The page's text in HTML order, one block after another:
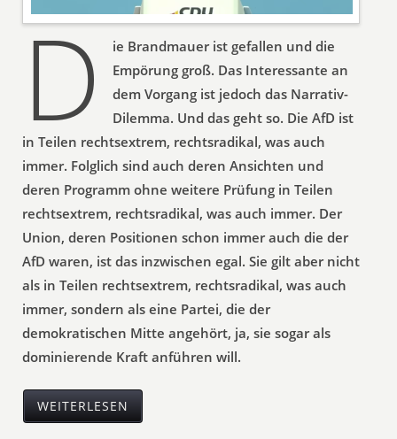
D
ie Brandmauer ist gefallen und die
Empörung groß. Das Interessante an
dem Vorgang ist jedoch das Narrativ-
Dilemma. Und das geht so. Die AfD ist
in Teilen rechtsextrem, rechtsradikal, was auch
immer. Folglich sind auch deren Ansichten und
deren Programm ohne weitere Prüfung in Teilen
rechtsextrem, rechtsradikal, was auch immer. Der
Union, deren Positionen schon immer auch die der
AfD waren, ist das inzwischen egal. Sie gilt aber nicht
als in Teilen rechtsextrem, rechtsradikal, was auch
immer, sondern als eine Partei, die der
demokratischen Mitte angehört, ja, sie sogar als
dominierende Kraft anführen will.
WEITERLESEN